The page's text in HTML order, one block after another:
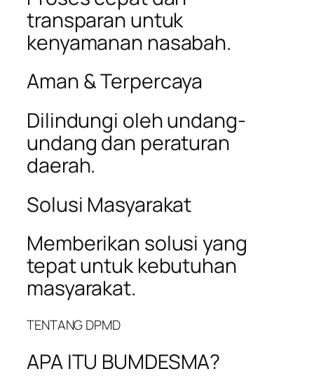
transparan untuk
kenyamanan nasabah.
Aman & Terpercaya
Dilindungi oleh undang-
undang dan peraturan
daerah.
Solusi Masyarakat
Memberikan solusi yang
tepat untuk kebutuhan
masyarakat.
TENTANG DPMD
APA ITU BUMDESMA?